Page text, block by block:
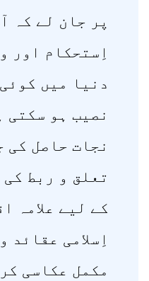
پر جان لے
اِستحکام اور
دنیا میں
نصیب ہو سکتی
نجات حاصل کی
تعلق و ربط
کے لیے علامہ
اِسلامی عقائد
مکمل عکاسی